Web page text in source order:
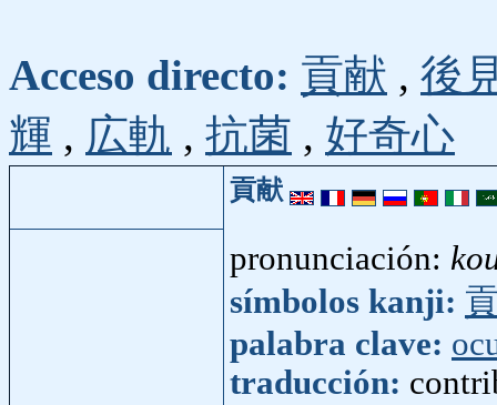
Acceso directo: 貢献 , 後
輝 , 広軌 , 抗菌 , 好奇心
貢献
pronunciación:
símbolos kanji:
palabra clave:
traducción: